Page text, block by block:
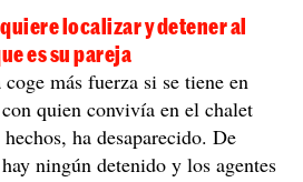
localizar y detener al
es su pareja
más fuerza si se tiene en
quien convivía en el chalet
ha desaparecido. De
ningún detenido y los agentes